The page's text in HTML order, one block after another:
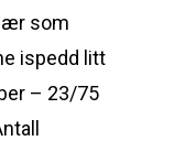
som
ispedd litt
– 23/75